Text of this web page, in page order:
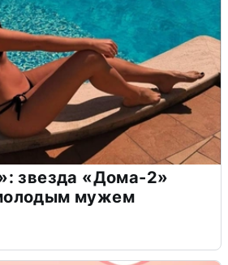
звезда «Дома-2»
мужем